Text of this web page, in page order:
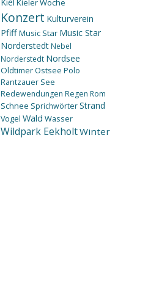
Konzert Kulturverein
PfiffMusic Star Music Star
Norderstedt Nebel
Norderstedt Nordsee
OldtimerOstsee Polo
Rantzauer See
Redewendungen Regen Rom
Schnee SprichwörterStrand
Vogel Wald Wasser
Wildpark EekholtWinter